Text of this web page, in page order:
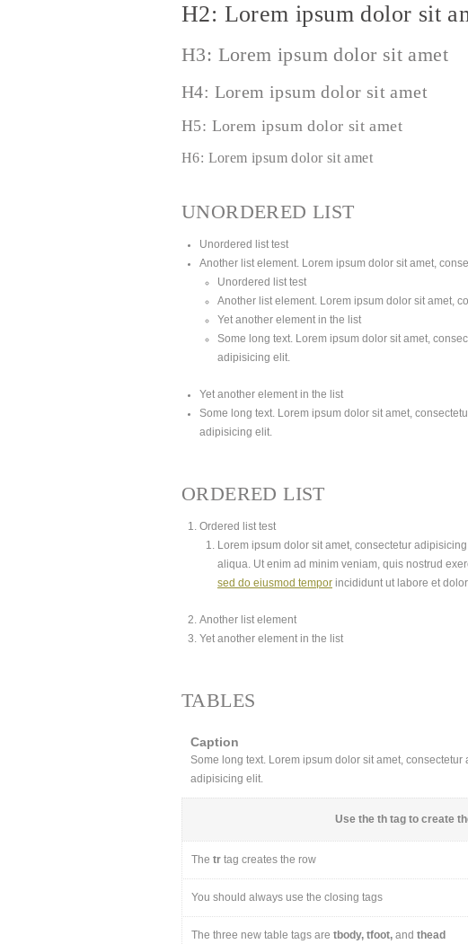
H2: Lorem ipsum dolor sit
H3: Lorem ipsum dolor sit amet
H4: Lorem ipsum dolor sit amet
H5: Lorem ipsum dolor sit amet
H6: Lorem ipsum dolor sit amet
UNORDERED LIST
Unordered list test
Another list element. Lorem ipsum dolor sit amet,
Unordered list test
Another list element. Lorem ipsum dolor sit amet,
Yet another element in the list
Some long text. Lorem ipsum dolor sit amet,
adipisicing elit.
Yet another element in the list
Some long text. Lorem ipsum dolor sit amet,
adipisicing elit.
ORDERED LIST
Ordered list test
Lorem ipsum dolor sit amet, consectetur adipisicing
aliqua. Ut enim ad minim veniam, quis nostrud
sed do eiusmod tempor incididunt ut labore et
Another list element
Yet another element in the list
TABLES
Caption
Some long text. Lorem ipsum dolor sit amet,
adipisicing elit.
Use the th tag to create
The tr tag creates the row
You should always use the closing tags
The three new table tags are tbody, tfoot, and thead